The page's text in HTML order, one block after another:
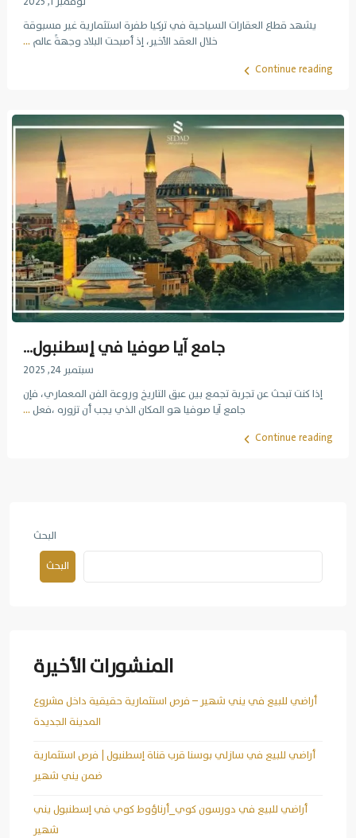
يشهد قطاع العقارات السياحية في تركيا طفرة استثمارية غير مسبوقة
خلال العقد الأخير، إذ أصبحت البلاد وجهةً عالم...
Continue reading
جامع آيا صوفيا في إسطنبول...
سبتمبر 24, 2025
إذا كنت تبحث عن تجربة تجمع بين عبق التاريخ وروعة الفن المعماري، فإن
جامع آيا صوفيا هو المكان الذي يجب أن تزوره ،فعل...
Continue reading
البحث
البحث
المنشورات الأخيرة
أراضي للبيع في يني شهير – فرص استثمارية حقيقية داخل مشروع
المدينة الجديدة
أراضي للبيع في سازلي بوسنا قرب قناة إسطنبول | فرص استثمارية
ضمن يني شهير
أراضي للبيع في دورسون كوي_أرناؤوط كوي في إسطنبول يني
شهير